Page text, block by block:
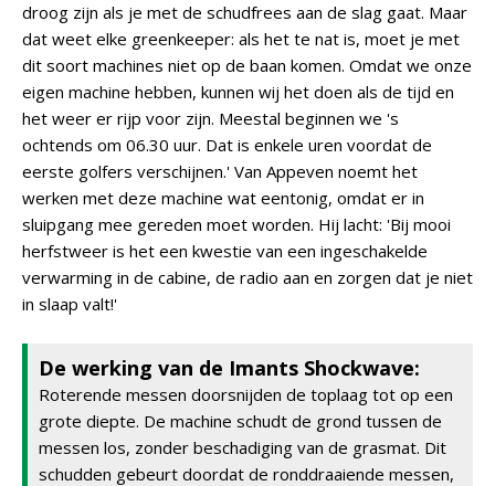
droog zijn als je met de schudfrees aan de slag gaat. Maar
dat weet elke greenkeeper: als het te nat is, moet je met
dit soort machines niet op de baan komen. Omdat we onze
eigen machine hebben, kunnen wij het doen als de tijd en
het weer er rijp voor zijn. Meestal beginnen we 's
ochtends om 06.30 uur. Dat is enkele uren voordat de
eerste golfers verschijnen.' Van Appeven noemt het
werken met deze machine wat eentonig, omdat er in
sluipgang mee gereden moet worden. Hij lacht: 'Bij mooi
herfstweer is het een kwestie van een ingeschakelde
verwarming in de cabine, de radio aan en zorgen dat je niet
in slaap valt!'
De werking van de Imants Shockwave:
Roterende messen doorsnijden de toplaag tot op een
grote diepte. De machine schudt de grond tussen de
messen los, zonder beschadiging van de grasmat. Dit
schudden gebeurt doordat de ronddraaiende messen,